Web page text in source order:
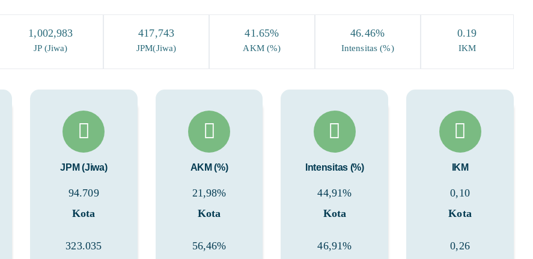
1,002,983
JP (Jiwa)
417,743
JPM(Jiwa)
41.65%
AKM (%)
46.46%
Intensitas (%)
0.19
IKM
JPM (Jiwa)
94.709
Kota
323.035
AKM (%)
21,98%
Kota
56,46%
Intensitas (%)
44,91%
Kota
46,91%
IKM
0,10
Kota
0,26